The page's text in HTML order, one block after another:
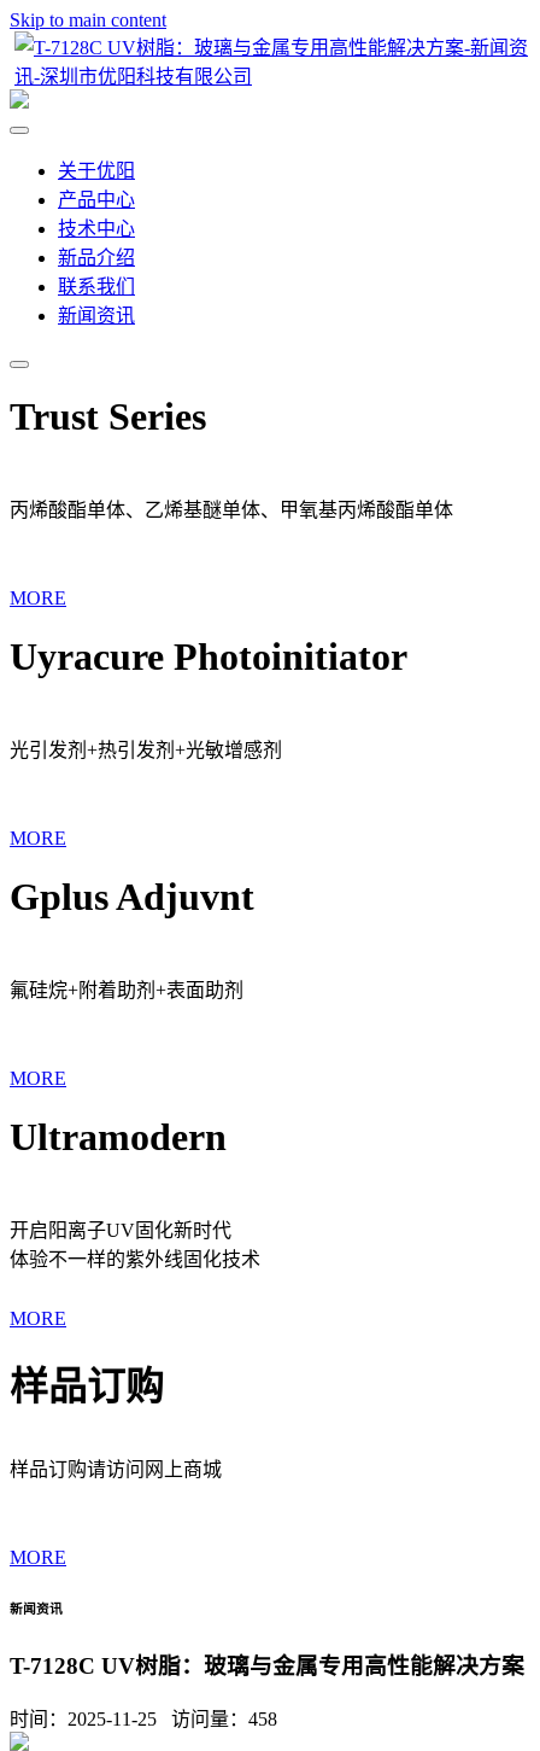
Skip to main content
关于优阳
产品中心
技术中心
新品介绍
联系我们
新闻资讯
Trust Series
丙烯酸酯单体、乙烯基醚单体、甲氧基丙烯酸酯单体
MORE
Uyracure Photoinitiator
光引发剂+热引发剂+光敏增感剂
MORE
Gplus Adjuvnt
氟硅烷+附着助剂+表面助剂
MORE
Ultramodern
开启阳离子UV固化新时代
体验不一样的紫外线固化技术
MORE
样品订购
样品订购请访问网上商城
MORE
新闻资讯
T-7128C UV树脂：玻璃与金属专用高性能解决方案
时间：2025-11-25 访问量： 458